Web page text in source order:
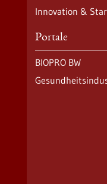
Innovation &
Portale
BIOPRO BW